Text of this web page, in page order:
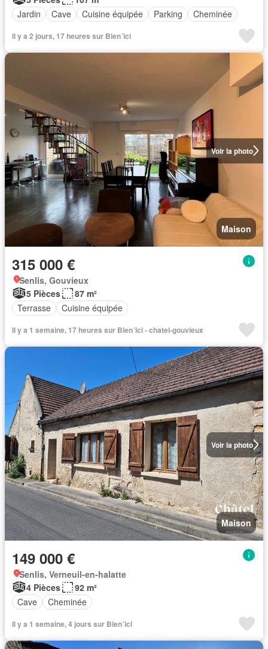
Jardin
Cave Cuisine équipée Parking Cheminée
Il y a 2 jours, 17 heures sur Bien´ici
Voir la photo
Maison
315 000 €
Senlis, Gouvieux
5 Pièces
87 m²
Terrasse
Cuisine équipée
Il y a 1 semaine, 17 heures sur Bien´ici - chatel-gouvieux
Voir la photo
Maison
149 000 €
Senlis, Verneuil-en-halatte
4 Pièces
92 m²
Cave
Cheminée
Il y a 1 semaine, 4 jours sur Bien´ici